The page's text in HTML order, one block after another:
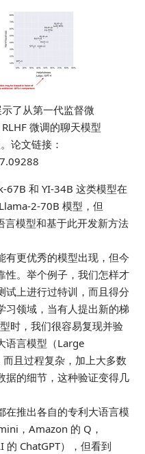
了从第一代监督微
微调的聊天模型
论文链接：
67B 和 YI-34B 这类模型在
2-70B 模型，但
言模型和基于此开发新方法
有更优秀的模型出现，但今
性。举个例子，我们怎样才
试上进行过特训，而且得分
习领域，当有人提出新的梯
时，我们很容易复现并验
语言模型（Large
且过程复杂，加上大多数
据的细节，这种验证变得几
在推出各自的专利大语言模
，Amazon 的 Q，
ChatGPT），但看到